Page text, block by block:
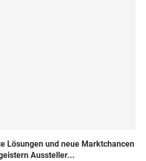
Lösungen und neue Marktchancen
Aussteller...